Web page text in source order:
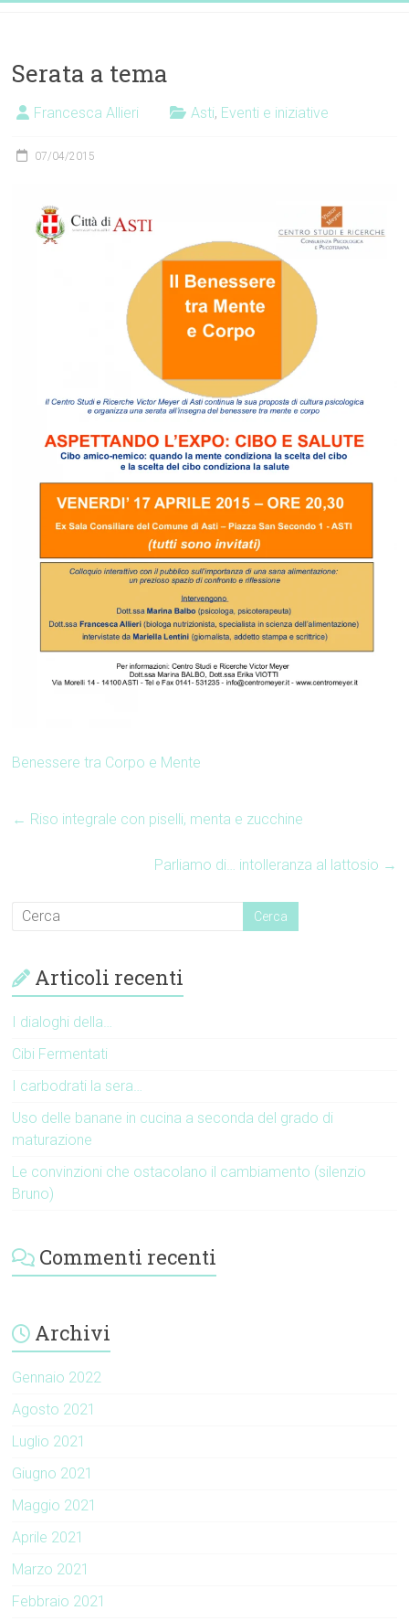
Francesca
Allieri
Nutrizionista
Serata a tema
Francesca Allieri Asti, Eventi e iniziative
07/04/2015
Benessere tra Corpo e Mente
← Riso integrale con piselli, menta e zucchine
Parliamo di… intolleranza al lattosio →
Articoli recenti
I dialoghi della…
Cibi Fermentati
I carbodrati la sera…
Uso delle banane in cucina a seconda del grado di
maturazione
Le convinzioni che ostacolano il cambiamento (silenzio
Bruno)
Commenti recenti
Archivi
Gennaio 2022
Agosto 2021
Luglio 2021
Giugno 2021
Maggio 2021
Aprile 2021
Marzo 2021
Febbraio 2021